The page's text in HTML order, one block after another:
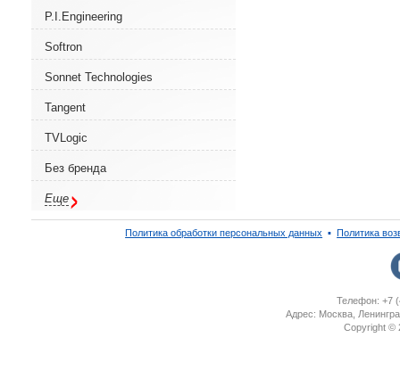
P.I.Engineering
Softron
Sonnet Technologies
Tangent
TVLogic
Без бренда
Еще
Политика обработки персональных данных ▪ Политика
Телефон: +7
Адрес: Москва,
Copyright ©